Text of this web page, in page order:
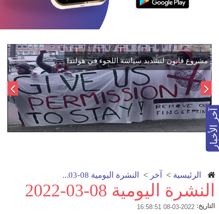
آخر الأخبار
مشروع قانون لتشديد سياسة اللجوء في هولندا
الرئيسية > آخر > النشرة اليومية 08-03...
النشرة اليومية 08-03-2022
التاريخ: